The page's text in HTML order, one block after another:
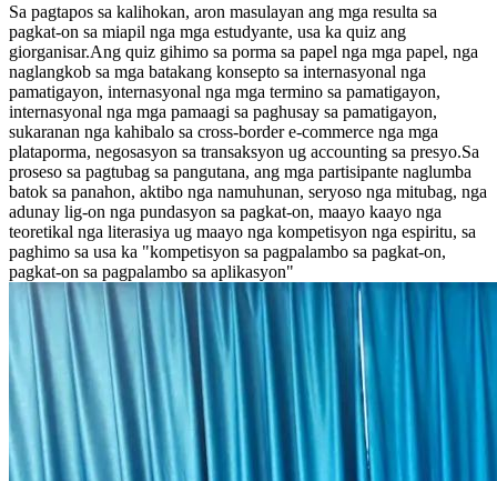
Sa pagtapos sa kalihokan, aron masulayan ang mga resulta sa
pagkat-on sa miapil nga mga estudyante, usa ka quiz ang
giorganisar.Ang quiz gihimo sa porma sa papel nga mga papel, nga
naglangkob sa mga batakang konsepto sa internasyonal nga
pamatigayon, internasyonal nga mga termino sa pamatigayon,
internasyonal nga mga pamaagi sa paghusay sa pamatigayon,
sukaranan nga kahibalo sa cross-border e-commerce nga mga
plataporma, negosasyon sa transaksyon ug accounting sa presyo.Sa
proseso sa pagtubag sa pangutana, ang mga partisipante naglumba
batok sa panahon, aktibo nga namuhunan, seryoso nga mitubag, nga
adunay lig-on nga pundasyon sa pagkat-on, maayo kaayo nga
teoretikal nga literasiya ug maayo nga kompetisyon nga espiritu, sa
paghimo sa usa ka "kompetisyon sa pagpalambo sa pagkat-on,
pagkat-on sa pagpalambo sa aplikasyon"